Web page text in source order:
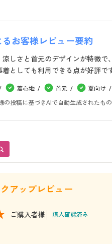
お客様レビュー要約
涼しさと首元のデザインが特徴
としても利用できる点が好評で
着心地 首元 夏向け
投稿に基づきAIで自動生成されたも
アップレビュー
ご購入者様 購入確認済み